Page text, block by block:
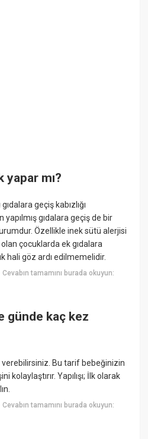
yapar mı?
geçiş kabızlığı
gıdalara geçiş de bir
Özellikle inek sütü alerjisi
çocuklarda ek gıdalara
hali göz ardı edilmemelidir.
Cevabın tamamını burada okuyun:
günde kaç kez
Bu tarif bebeğinizin
kolaylaştırır. Yapılışı; İlk olarak
Cevabın tamamını burada okuyun: